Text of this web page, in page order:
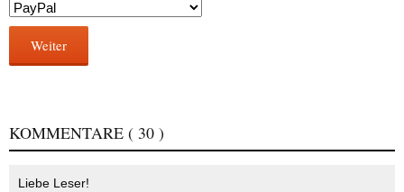
Weiter
KOMMENTARE ( 30 )
Liebe Leser!